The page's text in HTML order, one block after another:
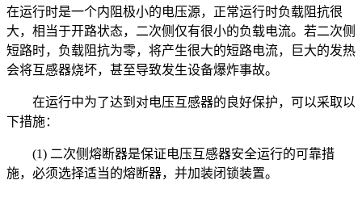
在运行时是一个内阻极小的电压源，正常运行时负载阻抗很
大，相当于开路状态，二次侧仅有很小的负载电流。若二次侧
短路时，负载阻抗为零，将产生很大的短路电流，巨大的发热
会将互感器烧坏，甚至导致发生设备爆炸事故。
在运行中为了达到对电压互感器的良好保护，可以采取以
下措施：
(1) 二次侧熔断器是保证电压互感器安全运行的可靠措
施，必须选择适当的熔断器，并加装闭锁装置。